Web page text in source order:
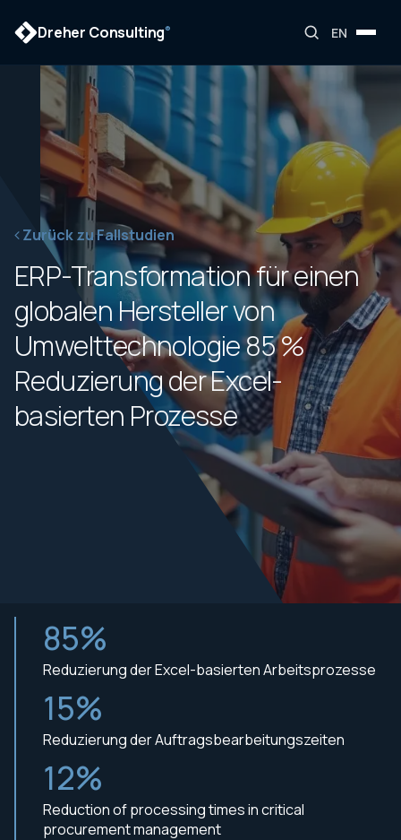
Dreher Consulting® EN
Zurück zu Fallstudien
ERP-Transformation für einen
globalen Hersteller von
Umwelttechnologie 85 %
Reduzierung der Excel-
basierten Prozesse
85%
Reduzierung der Excel-basierten Arbeitsprozesse
15%
Reduzierung der Auftragsbearbeitungszeiten
12%
Reduction of processing times in critical
procurement management